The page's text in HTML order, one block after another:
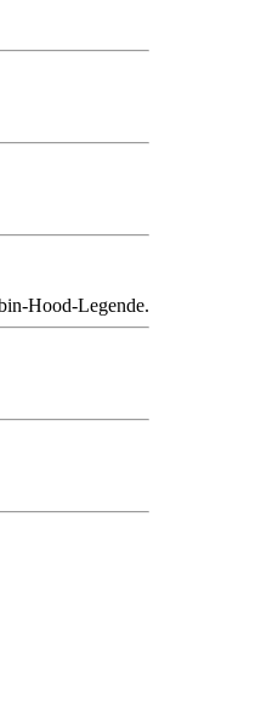
Hood-Legende.